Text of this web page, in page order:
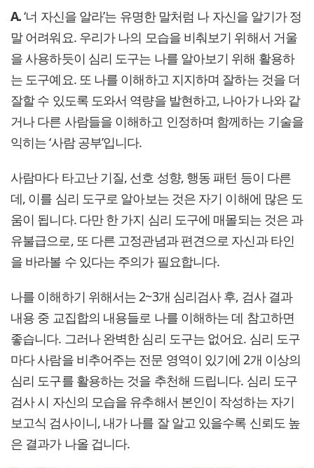
A.‘너 자신을 알라’는 유명한 말처럼 나 자신을 알기가 정
말 어려워요. 우리가 나의 모습을 비춰보기 위해서 거울
을 사용하듯이 심리 도구는 나를 알아보기 위해 활용하
는 도구예요. 또 나를 이해하고 지지하며 잘하는 것을 더
잘할 수 있도록 도와서 역량을 발현하고, 나아가 나와 같
거나 다른 사람들을 이해하고 인정하며 함께하는 기술을
익히는 ‘사람 공부’입니다.
사람마다 타고난 기질, 선호 성향, 행동 패턴 등이 다른
데, 이를 심리 도구로 알아보는 것은 자기 이해에 많은 도
움이 됩니다. 다만 한 가지 심리 도구에 매몰되는 것은 과
유불급으로, 또 다른 고정관념과 편견으로 자신과 타인
을 바라볼 수 있다는 주의가 필요합니다.
나를 이해하기 위해서는 2~3개 심리검사 후, 검사 결과
내용 중 교집합의 내용들로 나를 이해하는 데 참고하면
좋습니다. 그러나 완벽한 심리 도구는 없어요. 심리 도구
마다 사람을 비추어주는 전문 영역이 있기에 2개 이상의
심리 도구를 활용하는 것을 추천해 드립니다. 심리 도구
검사 시 자신의 모습을 유추해서 본인이 작성하는 자기
보고식 검사이니, 내가 나를 잘 알고 있을수록 신뢰도 높
은 결과가 나올 겁니다.